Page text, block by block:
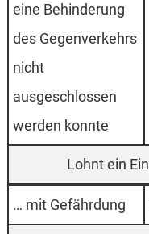
eine Behinderung
des Gegenverkehrs
nicht
ausgeschlossen
werden konnte
… mit Gefährdung